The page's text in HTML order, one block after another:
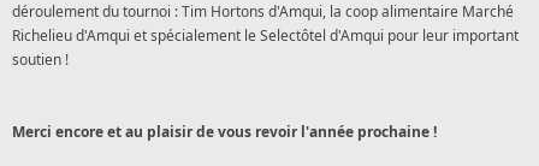
déroulement du tournoi : Tim Hortons d'Amqui, la coop alimentaire Marché
Richelieu d'Amqui et spécialement le Selectôtel d'Amqui pour leur important
soutien !
Merci encore et au plaisir de vous revoir l'année prochaine !